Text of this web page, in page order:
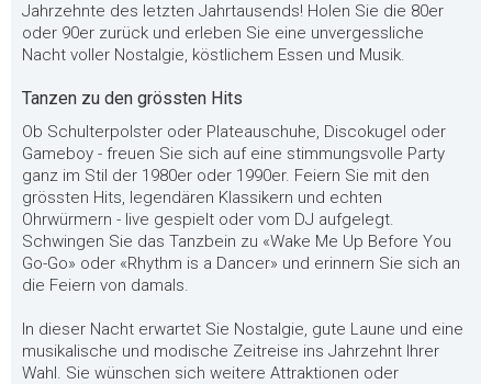
Jahrzehnte des letzten Jahrtausends! Holen Sie die 80er
oder 90er zurück und erleben Sie eine unvergessliche
Nacht voller Nostalgie, köstlichem Essen und Musik.
Tanzen zu den grössten Hits
Ob Schulterpolster oder Plateauschuhe, Discokugel oder
Gameboy - freuen Sie sich auf eine stimmungsvolle Party
ganz im Stil der 1980er oder 1990er. Feiern Sie mit den
grössten Hits, legendären Klassikern und echten
Ohrwürmern - live gespielt oder vom DJ aufgelegt.
Schwingen Sie das Tanzbein zu «Wake Me Up Before You
Go-Go» oder «Rhythm is a Dancer» und erinnern Sie sich an
die Feiern von damals.
In dieser Nacht erwartet Sie Nostalgie, gute Laune und eine
musikalische und modische Zeitreise ins Jahrzehnt Ihrer
Wahl. Sie wünschen sich weitere Attraktionen oder